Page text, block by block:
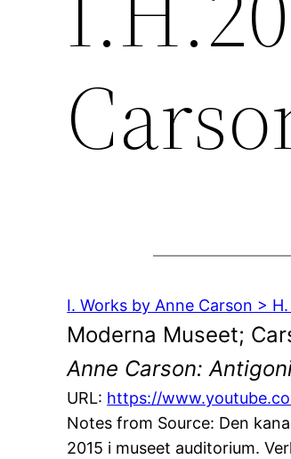
I. Works by Anne Carson >
Moderna Museet;
Anne Carson:
URL: https://
Notes from Source: Den
2015 i museet auditorium.